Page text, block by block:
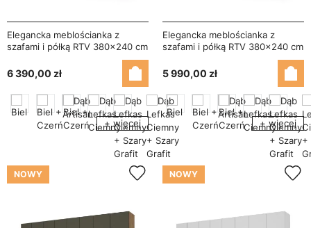
Elegancka meblościanka z
szafami i półką RTV 380×240 cm
6 390,00 zł
+ więcej
Elegancka meblościanka z
szafami i półką RTV 380×240 cm
5 990,00 zł
+ więcej
NOWY NOWY